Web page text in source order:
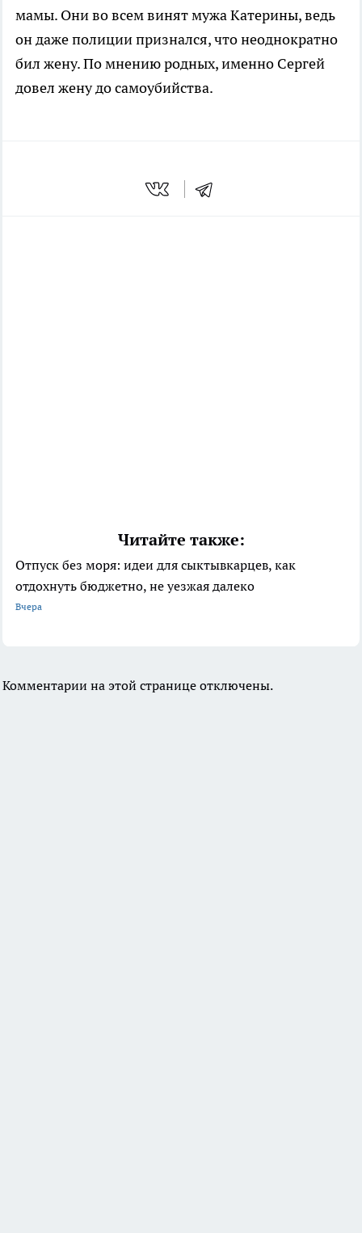
мамы. Они во всем винят мужа Катерины, ведь
он даже полиции признался, что неоднократно
бил жену. По мнению родных, именно Сергей
довел жену до самоубийства.
Читайте также:
Отпуск без моря: идеи для сыктывкарцев, как
отдохнуть бюджетно, не уезжая далеко
Вчера
Комментарии на этой странице отключены.